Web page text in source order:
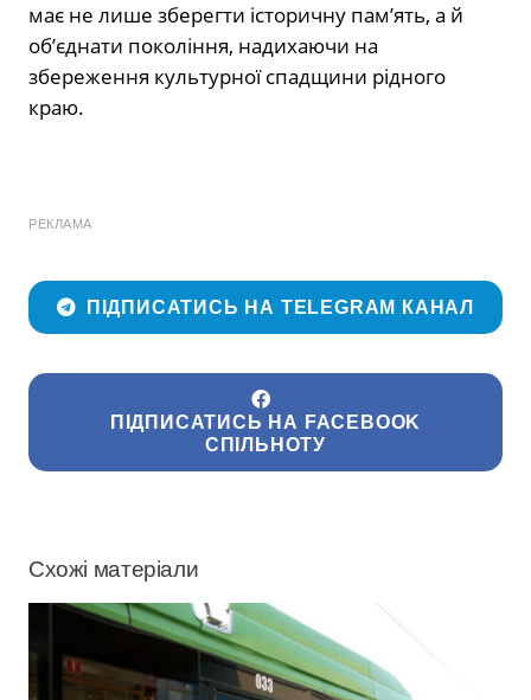
має не лише зберегти історичну пам’ять, а й
об’єднати покоління, надихаючи на
збереження культурної спадщини рідного
краю.
РЕКЛАМА
ПІДПИСАТИСЬ НА TELEGRAM КАНАЛ
ПІДПИСАТИСЬ НА FACEBOOK
СПІЛЬНОТУ
Схожі матеріали